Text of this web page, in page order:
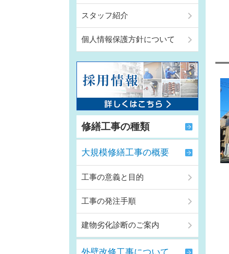
スタッフ紹介
個人情報保護方針について
修繕工事の種類
大規模修繕工事の概要
工事の意義と目的
工事の発注手順
建物劣化診断のご案内
外壁改修工事について